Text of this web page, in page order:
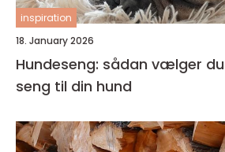
inspiration
18. January 2026
Hundeseng: sådan vælger
seng til din hund